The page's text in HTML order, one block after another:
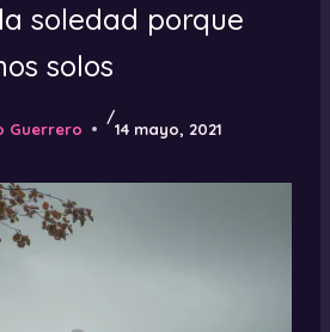
soledad porque
solos
Guerrero
/
14 mayo, 2021